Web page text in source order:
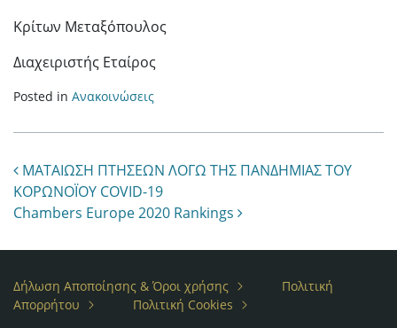
Κρίτων Μεταξόπουλος
Διαχειριστής Εταίρος
Posted in Ανακοινώσεις
Post navigation
ΜΑΤΑΙΩΣΗ ΠΤΗΣΕΩΝ ΛΟΓΩ ΤΗΣ ΠΑΝΔΗΜΙΑΣ ΤΟΥ
ΚΟΡΩΝΟΪΟΥ COVID-19
Chambers Europe 2020 Rankings
Δήλωση Αποποίησης & Όροι χρήσης
Πολιτική
Απορρήτου
Πολιτική Cookies